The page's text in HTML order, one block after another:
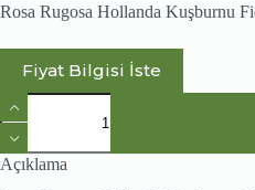
Rosa Rugosa Hollanda Kuşburnu
Fiyat Bilgisi İste
Rosa
Rugosa
Hollanda
Kuşburnu
Fidanı
Açıklama